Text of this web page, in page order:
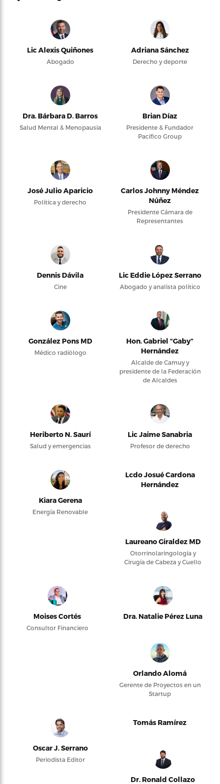
Lic Alexis Quiñones
Abogado
Adriana Sánchez
Derecho y deporte
Dra. Bárbara D. Barros
Salud Mental & Menopausia
Brian Díaz
Presidente & Fundador
Pacifico Group
José Julio Aparicio
Política y derecho
Carlos Johnny Méndez
Núñez
Presidente Cámara de
Representantes
Dennis Dávila
Cine
Lic Eddie López Serrano
Abogado y analista político
González Pons MD
Médico radiólogo
Hon. Gabriel “Gaby”
Hernández
Alcalde de Camuy y
presidente de la Federación
de Alcaldes
Heriberto N. Saurí
Salud y emergencias
Lic Jaime Sanabria
Profesor de derecho
Kiara Gerena
Energía Renovable
Lcdo Josué Cardona
Hernández
Laureano Giraldez MD
Otorrinolaringología y
Cirugía de Cabeza y Cuello
Moises Cortés
Consultor Financiero
Dra. Natalie Pérez Luna
Orlando Alomá
Gerente de Proyectos en un
Startup
Oscar J. Serrano
Periodista Editor
Tomás Ramírez
Dr. Ronald Collazo